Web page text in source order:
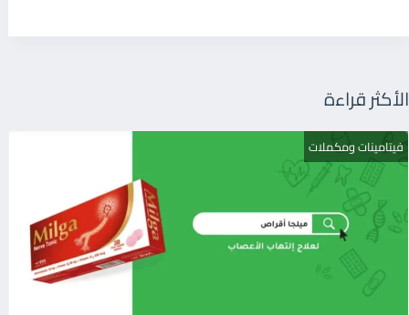
الأكثر قراءة
فيتامينات ومكملات